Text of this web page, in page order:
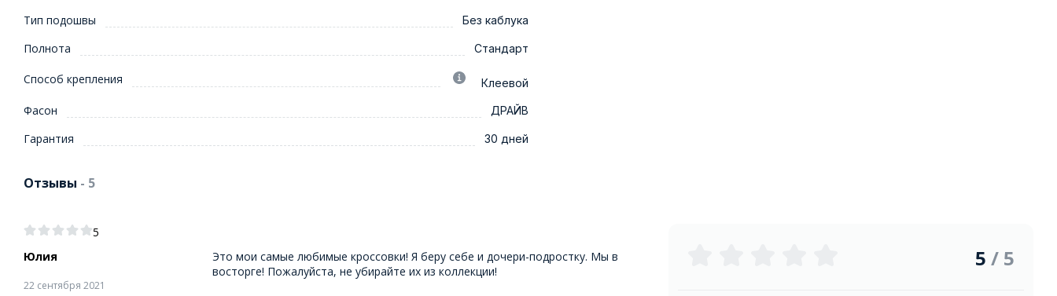
Тип подошвы Без каблука
Полнота Стандарт
Способ крепления Клеевой
Фасон ДРАЙВ
Гарантия 30 дней
Отзывы - 5
5
Юлия
22 сентября 2021
Это мои самые любимые кроссовки! Я беру себе и дочери-подростку. Мы в
восторге! Пожалуйста, не убирайте их из коллекции!
5 / 5